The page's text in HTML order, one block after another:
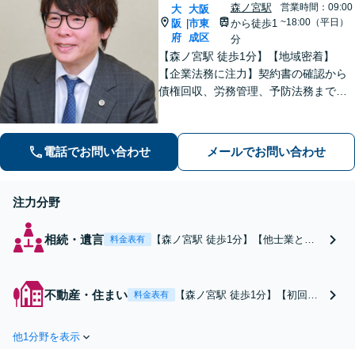
解決」【休日・夜間相談
可】
大
阪
府
大阪
市東
成区
森ノ宮駅
から徒歩1
分
営業時間：09:00
~18:00（平日）
【森ノ宮駅 徒歩1分】【地域密着】
【企業法務に注力】契約書の確認から
債権回収、労務管理、予防法務までサ
で、まずはお気軽にご相談ください。
電話でお問い合わせ メールでお問い合わせ
注力分野
相続・遺言 料金表有
【森ノ宮駅 徒歩1分】【他士業と連
す。遺言書作成、生前の相続対策、
複雑な遺産分割もお任せください。
不動産・住まい 料金表有
【森ノ宮駅 徒歩1分】【初回相
他1分野を表示